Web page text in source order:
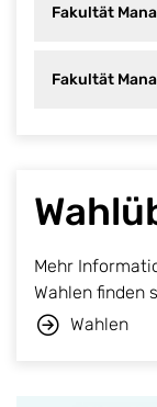
Fakultät
Fakultät
Mehr
Wahlen finden
Wahlen